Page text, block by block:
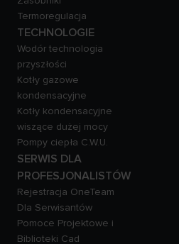
Termoregulacja
TECHNOLOGIE
Wodór technologia
przyszłości
Kotły gazowe
kondensacyjne
Kotły kondensacyjne
wiszące dużej mocy
Pompy ciepła C.W.U.
SERWIS DLA
PROFESJONALISTÓW
Rejestracja OneTeam
Dla Serwisantów
Pomoce Projektowe i
Biblioteki Cad